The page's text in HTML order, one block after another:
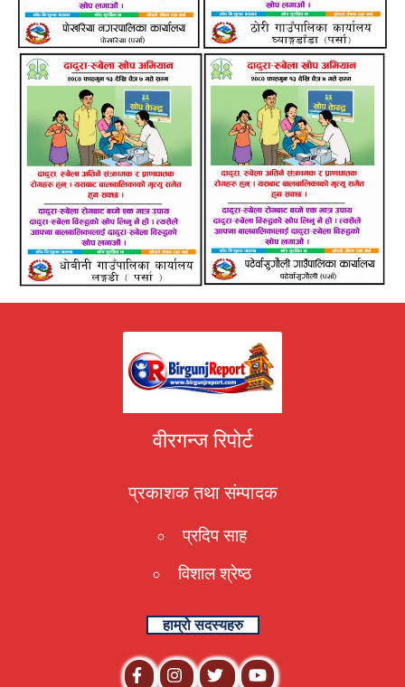
वीरगन्ज रिपोर्ट
प्रकाशक तथा संम्पादक
प्रदिप साह
विशाल श्रेष्ठ
हाम्रो सदस्यहरु